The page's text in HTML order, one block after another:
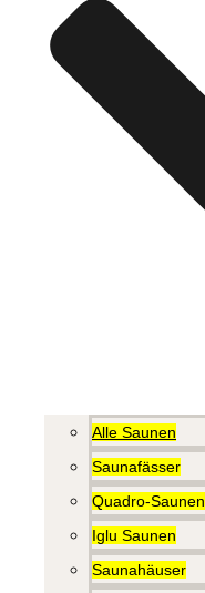
Alle Saunen
Saunafässer
Quadro-Saunen
Iglu Saunen
Saunahäuser